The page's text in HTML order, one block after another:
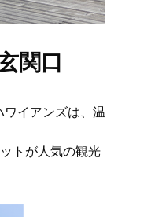
関口
イアンズは、温
トが人気の観光